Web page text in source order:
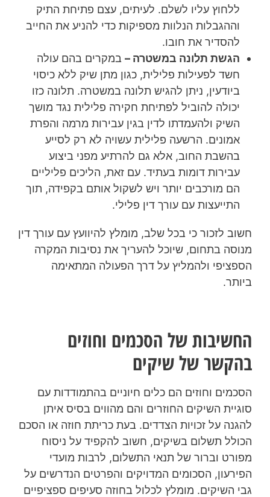
ללחוץ עליו לשלם. לעיתים, עצם פתיחת התיק
וההגבלות הנלוות מספיקות כדי להניע את החייב
להסדיר את חובו.
הגשת תלונה במשטרה – במקרים בהם עולה
חשד לפעילות פלילית, כגון מתן שיק ללא כיסוי
ביודעין, ניתן להגיש תלונה במשטרה. תלונה כזו
יכולה להוביל לפתיחת חקירה פלילית נגד מושך
השיק ולהעמדתו לדין בגין עבירות מרמה והפרת
אמונים. הרשעה פלילית עשויה לא רק לסייע
בהשבת החוב, אלא גם להרתיע מפני ביצוע
עבירות דומות בעתיד. עם זאת, הליכים פליליים
הם מורכבים יותר ויש לשקול אותם בקפידה, תוך
התייעצות עם עורך דין פלילי.
חשוב לזכור כי בכל שלב, מומלץ להיוועץ עם עורך דין
מנוסה בתחום, שיוכל להעריך את נסיבות המקרה
הספציפי ולהמליץ על דרך הפעולה המתאימה
ביותר.
החשיבות של הסכמים וחוזים
בהקשר של שיקים
הסכמים וחוזים הם כלים חיוניים בהתמודדות עם
סוגיית השיקים החוזרים והם מהווים בסיס איתן
להגנה על זכויות הצדדים. בעת כריתת חוזה או הסכם
הכולל תשלום בשיקים, חשוב להקפיד על ניסוח
מפורט וברור של תנאי התשלום, לרבות מועדי
הפירעון, הסכומים המדויקים והפרטים הנדרשים על
גבי השיקים. מומלץ לכלול בחוזה סעיפים ספציפיים